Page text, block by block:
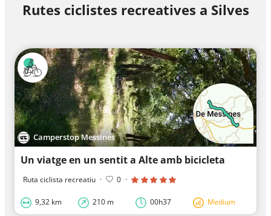
Rutes ciclistes recreatives a Silves
Camperstop Messines
Un viatge en un sentit a Alte amb bicicleta
Ruta ciclista recreatiu · 0 ·
9,32 km 210 m 00h37 Medium